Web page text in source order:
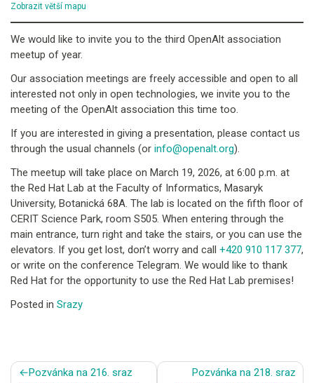
Zobrazit větší mapu
We would like to invite you to the third OpenAlt association
meetup of year.
Our association meetings are freely accessible and open to all
interested not only in open technologies, we invite you to the
meeting of the OpenAlt association this time too.
If you are interested in giving a presentation, please contact us
through the usual channels (or info@openalt.org).
The meetup will take place on March 19, 2026, at 6:00 p.m. at
the Red Hat Lab at the Faculty of Informatics, Masaryk
University, Botanická 68A. The lab is located on the fifth floor of
CERIT Science Park, room S505. When entering through the
main entrance, turn right and take the stairs, or you can use the
elevators. If you get lost, don’t worry and call +420 910 117 377,
or write on the conference Telegram. We would like to thank
Red Hat for the opportunity to use the Red Hat Lab premises!
Posted in Srazy
Navigace
Pozvánka na 216. sraz
Pozvánka na 218. sraz